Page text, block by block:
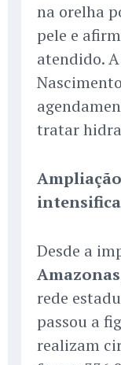
na orelha
pele e
atendido.
tratar
Desde a
Amazonas
rede
passou a
realizam